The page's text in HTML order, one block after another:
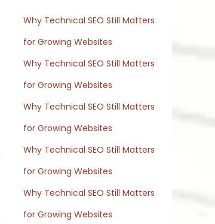
h
f
r
:
Why Technical SEO Still Matters
for Growing Websites
Why Technical SEO Still Matters
for Growing Websites
Why Technical SEO Still Matters
for Growing Websites
Why Technical SEO Still Matters
for Growing Websites
Why Technical SEO Still Matters
for Growing Websites